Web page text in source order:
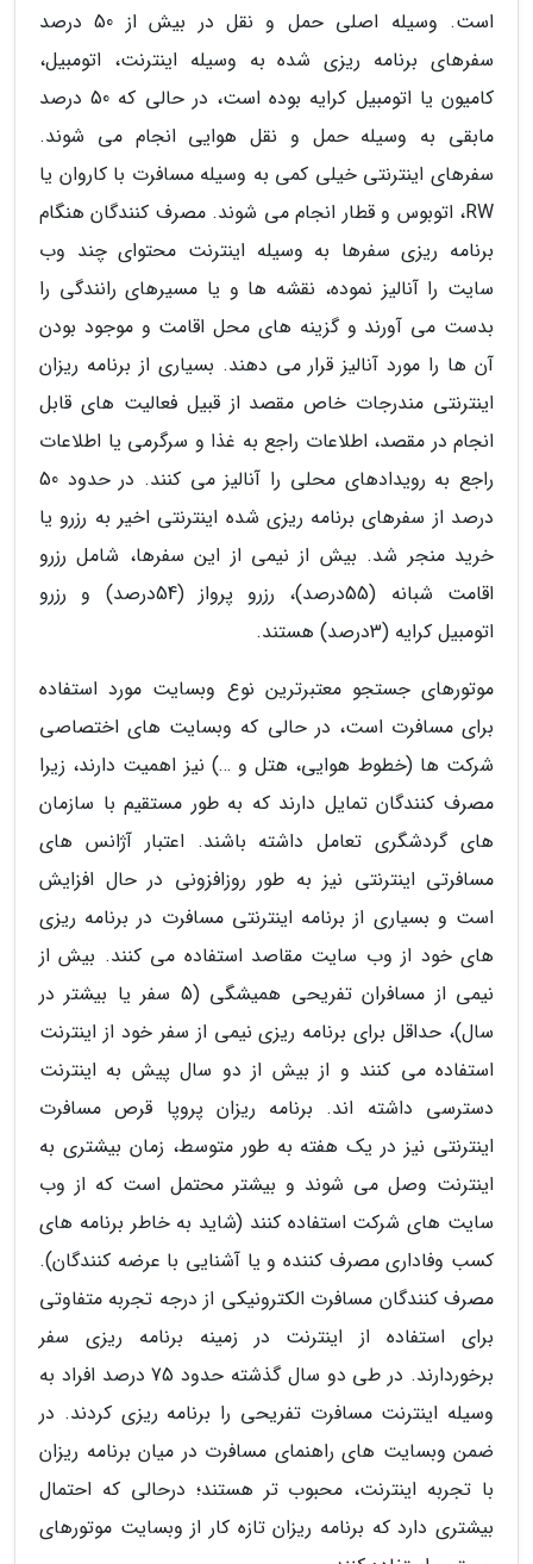
است. وسیله اصلی حمل و نقل در بیش از 50 درصد
سفرهای برنامه ریزی شده به وسیله اینترنت، اتومبیل،
کامیون یا اتومبیل کرایه بوده است، در حالی که 50 درصد
مابقی به وسیله حمل و نقل هوایی انجام می شوند.
سفرهای اینترنتی خیلی کمی به وسیله مسافرت با کاروان یا
RW، اتوبوس و قطار انجام می شوند. مصرف کنندگان هنگام
برنامه ریزی سفرها به وسیله اینترنت محتوای چند وب
سایت را آنالیز نموده، نقشه ها و یا مسیرهای رانندگی را
بدست می آورند و گزینه های محل اقامت و موجود بودن
آن ها را مورد آنالیز قرار می دهند. بسیاری از برنامه ریزان
اینترنتی مندرجات خاص مقصد از قبیل فعالیت های قابل
انجام در مقصد، اطلاعات راجع به غذا و سرگرمی یا اطلاعات
راجع به رویدادهای محلی را آنالیز می کنند. در حدود 50
درصد از سفرهای برنامه ریزی شده اینترنتی اخیر به رزرو یا
خرید منجر شد. بیش از نیمی از این سفرها، شامل رزرو
اقامت شبانه (55درصد)، رزرو پرواز (54درصد) و رزرو
اتومبیل کرایه (3درصد) هستند.
موتورهای جستجو معتبرترین نوع وبسایت مورد استفاده
برای مسافرت است، در حالی که وبسایت های اختصاصی
شرکت ها (خطوط هوایی، هتل و …) نیز اهمیت دارند، زیرا
مصرف کنندگان تمایل دارند که به طور مستقیم با سازمان
های گردشگری تعامل داشته باشند. اعتبار آژانس های
مسافرتی اینترنتی نیز به طور روزافزونی در حال افزایش
است و بسیاری از برنامه اینترنتی مسافرت در برنامه ریزی
های خود از وب سایت مقاصد استفاده می کنند. بیش از
نیمی از مسافران تفریحی همیشگی (5 سفر یا بیشتر در
سال)، حداقل برای برنامه ریزی نیمی از سفر خود از اینترنت
استفاده می کنند و از بیش از دو سال پیش به اینترنت
دسترسی داشته اند. برنامه ریزان پروپا قرص مسافرت
اینترنتی نیز در یک هفته به طور متوسط، زمان بیشتری به
اینترنت وصل می شوند و بیشتر محتمل است که از وب
سایت های شرکت استفاده کنند (شاید به خاطر برنامه های
کسب وفاداری مصرف کننده و یا آشنایی با عرضه کنندگان).
مصرف کنندگان مسافرت الکترونیکی از درجه تجربه متفاوتی
برای استفاده از اینترنت در زمینه برنامه ریزی سفر
برخوردارند. در طی دو سال گذشته حدود 75 درصد افراد به
وسیله اینترنت مسافرت تفریحی را برنامه ریزی کردند. در
ضمن وبسایت های راهنمای مسافرت در میان برنامه ریزان
با تجربه اینترنت، محبوب تر هستند؛ درحالی که احتمال
بیشتری دارد که برنامه ریزان تازه کار از وبسایت موتورهای